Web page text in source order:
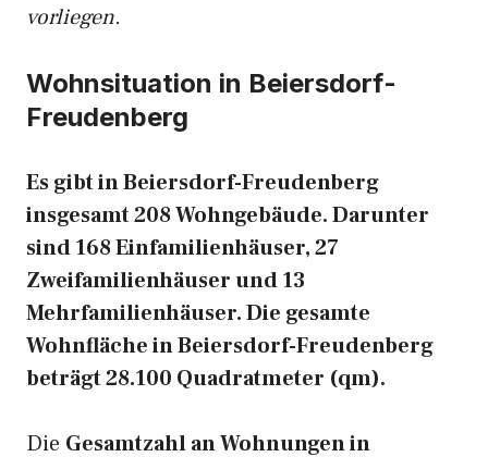
vorliegen.
Wohnsituation in Beiersdorf-
Freudenberg
Es gibt in Beiersdorf-Freudenberg
insgesamt 208 Wohngebäude. Darunter
sind 168 Einfamilienhäuser, 27
Zweifamilienhäuser und 13
Mehrfamilienhäuser. Die gesamte
Wohnfläche in Beiersdorf-Freudenberg
beträgt 28.100 Quadratmeter (qm).
Die Gesamtzahl an Wohnungen in